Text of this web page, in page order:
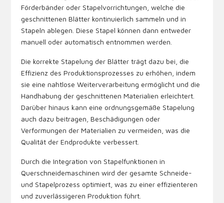
Förderbänder oder Stapelvorrichtungen, welche die
geschnittenen Blätter kontinuierlich sammeln und in
Stapeln ablegen. Diese Stapel können dann entweder
manuell oder automatisch entnommen werden.
Die korrekte Stapelung der Blätter trägt dazu bei, die
Effizienz des Produktionsprozesses zu erhöhen, indem
sie eine nahtlose Weiterverarbeitung ermöglicht und die
Handhabung der geschnittenen Materialien erleichtert.
Darüber hinaus kann eine ordnungsgemäße Stapelung
auch dazu beitragen, Beschädigungen oder
Verformungen der Materialien zu vermeiden, was die
Qualität der Endprodukte verbessert.
Durch die Integration von Stapelfunktionen in
Querschneidemaschinen wird der gesamte Schneide-
und Stapelprozess optimiert, was zu einer effizienteren
und zuverlässigeren Produktion führt.